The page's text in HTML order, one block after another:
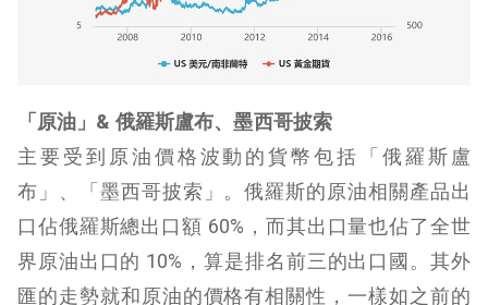
「原油」& 俄羅斯盧布、墨西哥披索
主要受到原油價格波動的貨幣包括「俄羅斯盧
布」、「墨西哥披索」。俄羅斯的原油相關產品出
口佔俄羅斯總出口額 60%，而其出口量也佔了全世
界原油出口的 10%，算是排名前三的出口國。其外
匯的走勢就和原油的價格有相關性，一樣如之前的